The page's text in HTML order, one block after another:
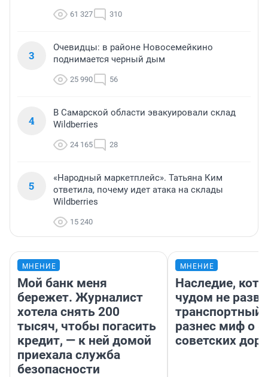
61 327 310
3
Очевидцы: в районе Новосемейкино
поднимается черный дым
25 990 56
4
В Самарской области эвакуировали склад
Wildberries
24 165 28
5
«Народный маркетплейс». Татьяна Ким
ответила, почему идет атака на склады
Wildberries
15 240
МНЕНИЕ
Мой банк меня
бережет. Журналист
хотела снять 200
тысяч, чтобы погасить
кредит, — к ней домой
приехала служба
безопасности
МНЕНИЕ
Наследие,
чудом не
транспортный
разнес миф о
советских